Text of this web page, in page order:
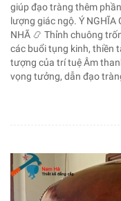
giúp đạo tràng thêm
lượng giác ngộ. Ý NGHĨA
NHÃ 📿 Thỉnh chuông
các buổi tụng kinh, thiền
tượng của trí tuệ Âm
vọng tưởng, dẫn đạo